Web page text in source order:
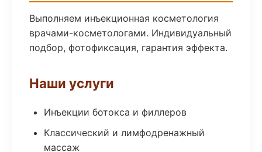
Выполняем инъекционная косметология
врачами-косметологами. Индивидуальный
подбор, фотофиксация, гарантия эффекта.
Наши услуги
Инъекции ботокса и филлеров
Классический и лимфодренажный
массаж